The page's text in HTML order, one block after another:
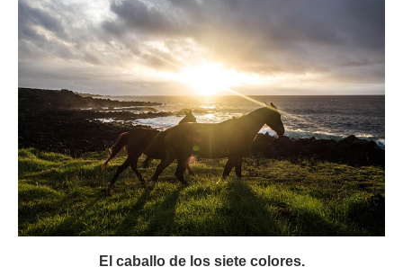
El caballo de los siete colores.